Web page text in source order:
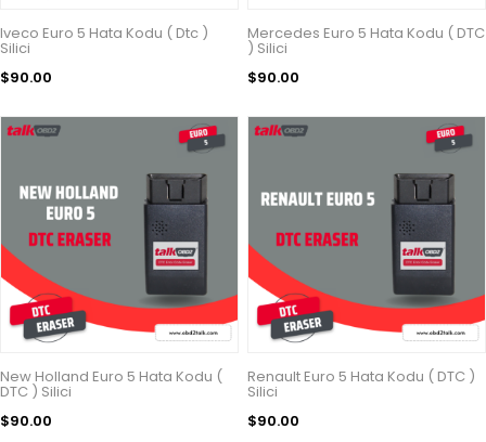
Iveco Euro 5 Hata Kodu ( Dtc )
Silici
$90.00
Mercedes Euro 5 Hata Kodu ( DTC
) Silici
$90.00
New Holland Euro 5 Hata Kodu (
DTC ) Silici
$90.00
Renault Euro 5 Hata Kodu ( DTC )
Silici
$90.00